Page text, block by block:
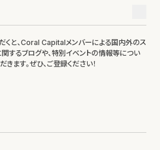
くと、Coral Capitalメンバーによる国内外のス
するブログや、特別イベントの情報等につい
ます。ぜひ、ご登録ください！